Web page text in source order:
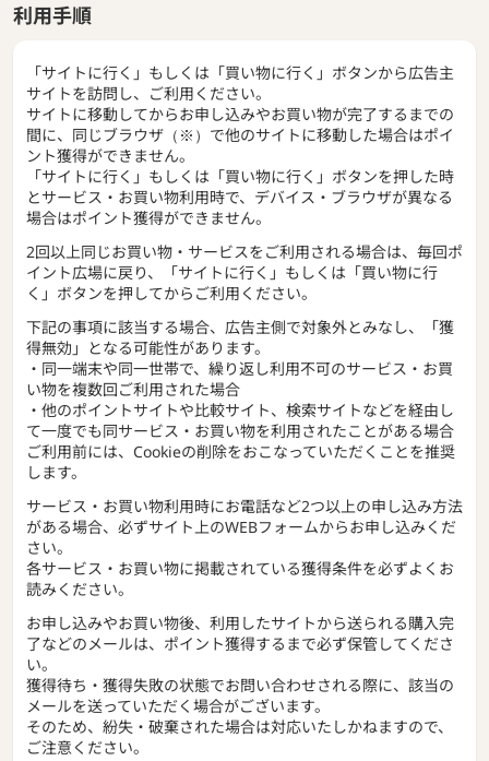
利用手順
「サイトに行く」もしくは「買い物に行く」ボタンから広告主
サイトを訪問し、ご利用ください。
サイトに移動してからお申し込みやお買い物が完了するまでの
間に、同じブラウザ（※）で他のサイトに移動した場合はポイ
ント獲得ができません。
「サイトに行く」もしくは「買い物に行く」ボタンを押した時
とサービス・お買い物利用時で、デバイス・ブラウザが異なる
場合はポイント獲得ができません。
2回以上同じお買い物・サービスをご利用される場合は、毎回ポ
イント広場に戻り、「サイトに行く」もしくは「買い物に行
く」ボタンを押してからご利用ください。
下記の事項に該当する場合、広告主側で対象外とみなし、「獲
得無効」となる可能性があります。
・同一端末や同一世帯で、繰り返し利用不可のサービス・お買
い物を複数回ご利用された場合
・他のポイントサイトや比較サイト、検索サイトなどを経由し
て一度でも同サービス・お買い物を利用されたことがある場合
ご利用前には、Cookieの削除をおこなっていただくことを推奨
します。
サービス・お買い物利用時にお電話など2つ以上の申し込み方法
がある場合、必ずサイト上のWEBフォームからお申し込みくだ
さい。
各サービス・お買い物に掲載されている獲得条件を必ずよくお
読みください。
お申し込みやお買い物後、利用したサイトから送られる購入完
了などのメールは、ポイント獲得するまで必ず保管してくださ
い。
獲得待ち・獲得失敗の状態でお問い合わせされる際に、該当の
メールを送っていただく場合がございます。
そのため、紛失・破棄された場合は対応いたしかねますので、
ご注意ください。